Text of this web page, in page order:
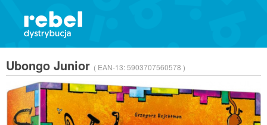
Ubongo Junior ( EAN-13:5903707560578 )